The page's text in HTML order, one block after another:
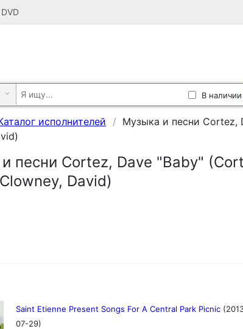
В наличии
исполнителей
Музыка и песни Cortez,
песни Cortez, Dave "Baby"
David)
Saint Etienne Present Songs For A Central Park Picnic
07-29)